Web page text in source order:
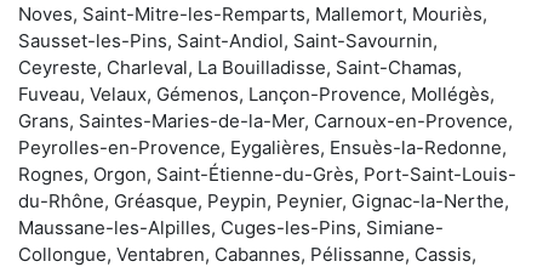
Noves, Saint-Mitre-les-Remparts, Mallemort, Mouriès,
Sausset-les-Pins, Saint-Andiol, Saint-Savournin,
Ceyreste, Charleval, La Bouilladisse, Saint-Chamas,
Fuveau, Velaux, Gémenos, Lançon-Provence, Mollégès,
Grans, Saintes-Maries-de-la-Mer, Carnoux-en-Provence,
Peyrolles-en-Provence, Eygalières, Ensuès-la-Redonne,
Rognes, Orgon, Saint-Étienne-du-Grès, Port-Saint-Louis-
du-Rhône, Gréasque, Peypin, Peynier, Gignac-la-Nerthe,
Maussane-les-Alpilles, Cuges-les-Pins, Simiane-
Collongue, Ventabren, Cabannes, Pélissanne, Cassis,